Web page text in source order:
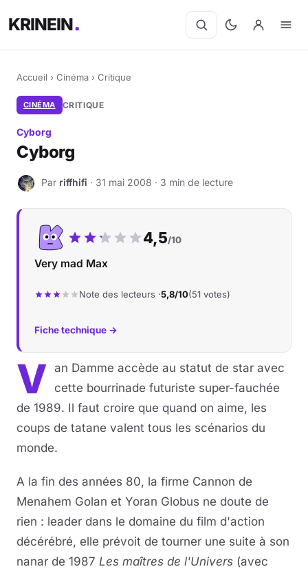
KRINEIN
Accueil › Cinéma › Critique
CINÉMA CRITIQUE
Cyborg
Cyborg
R Par riffhifi · 31 mai 2008 · 3 min de lecture
Notre note :
4,5/10
Very mad Max
Note des lecteurs ·5,8/10(51 votes)
Fiche technique →
V an Damme accède au statut de star avec
cette bourrinade futuriste super-fauchée
de 1989. Il faut croire que quand on aime, les
coups de tatane valent tous les scénarios du
monde.
A la fin des années 80, la firme Cannon de
Menahem Golan et Yoran Globus ne doute de
rien : leader dans le domaine du film d'action
décérébré, elle prévoit de tourner une suite à son
nanar de 1987 Les maîtres de l'Univers (avec